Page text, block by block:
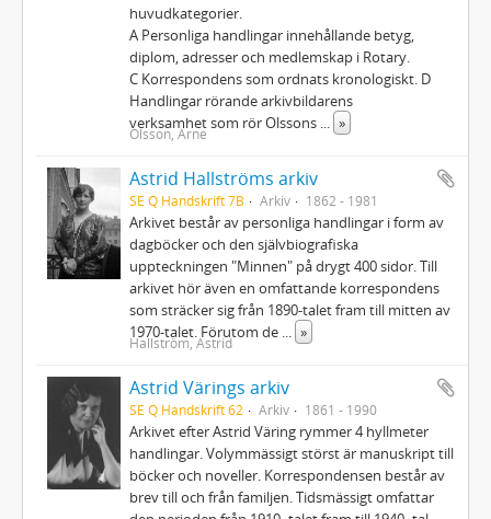
huvudkategorier.
A Personliga handlingar innehållande betyg,
diplom, adresser och medlemskap i Rotary.
C Korrespondens som ordnats kronologiskt. D
Handlingar rörande arkivbildarens
verksamhet som rör Olssons
»
Olsson, Arne
Astrid Hallströms arkiv
SE Q Handskrift 7B Arkiv 1862 - 1981
Arkivet består av personliga handlingar i form av
dagböcker och den självbiografiska
uppteckningen "Minnen" på drygt 400 sidor. Till
arkivet hör även en omfattande korrespondens
som sträcker sig från 1890-talet fram till mitten av
1970-talet. Förutom de
»
Hallström, Astrid
Astrid Värings arkiv
SE Q Handskrift 62 Arkiv 1861 - 1990
Arkivet efter Astrid Väring rymmer 4 hyllmeter
handlingar. Volymmässigt störst är manuskript till
böcker och noveller. Korrespondensen består av
brev till och från familjen. Tidsmässigt omfattar